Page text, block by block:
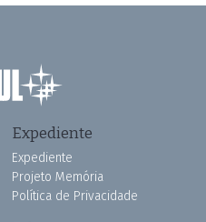
Expediente
Expediente
Projeto Memória
Política de Privacidade